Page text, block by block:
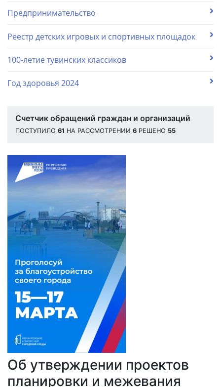
Предпринимательство
Реестр детских игровых и спортивных площадок
100-летие тувинских классиков
Год здоровья 2024
Счетчик обращений граждан и организаций
ПОСТУПИЛО 61 НА РАССМОТРЕНИИ 6 РЕШЕНО 55
Об утверждении проектов
планировки и межевания